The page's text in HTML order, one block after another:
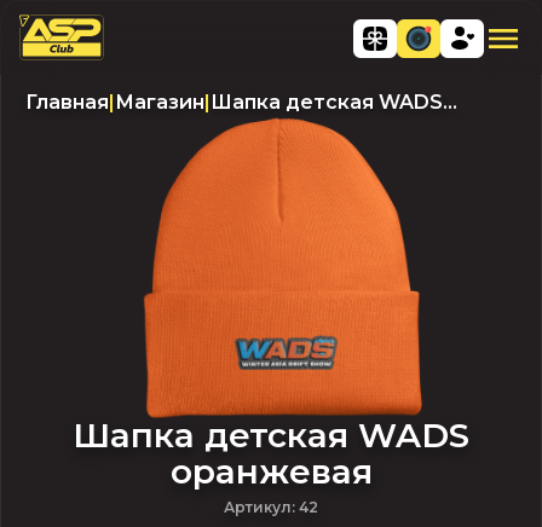
Главная| Магазин| Шапка детская WADS
оранжевая
Шапка детская WADS
оранжевая
Артикул: 42